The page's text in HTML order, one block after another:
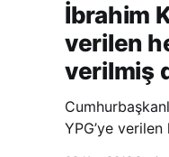
İbrahim
verilen
verilmiş
YPG’ye